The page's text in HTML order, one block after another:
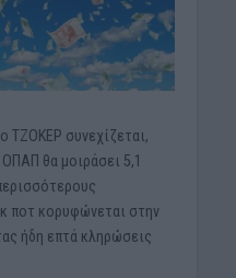
ΤΖΟΚΕΡ συνεχίζεται,
θα μοιράσει 5,1
ποτ κορυφώνεται στην
ήδη επτά κληρώσεις